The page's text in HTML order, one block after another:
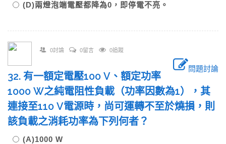
(D)兩燈泡端電壓都降為0，即停電不亮。
0討論 0留言 0追蹤
問題討論
32. 有一額定電壓100 V、額定功率
1000 W之純電阻性負載（功率因數為1），其
連接至110 V電源時，尚可運轉不至於燒損，則
該負載之消耗功率為下列何者？
(A)1000 W